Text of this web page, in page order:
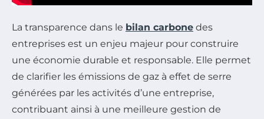
La transparence dans le bilan carbone des
entreprises est un enjeu majeur pour construire
une économie durable et responsable. Elle permet
de clarifier les émissions de gaz à effet de serre
générées par les activités d’une entreprise,
contribuant ainsi à une meilleure gestion de